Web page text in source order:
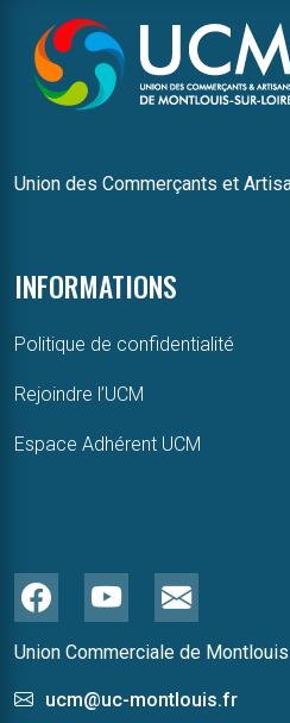
Union des Commerçants et
INFORMATIONS
Politique de confidentialité
Rejoindre l’UCM
Espace Adhérent UCM
Union Commerciale de
ucm@uc-montlouis.fr